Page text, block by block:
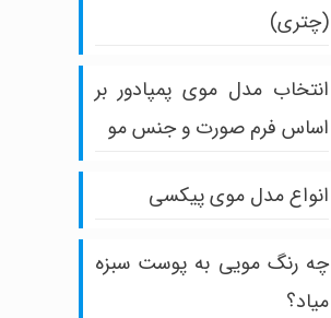
(چتری)
انتخاب مدل موی پمپادور بر
اساس فرم صورت و جنس مو
انواع مدل موی پیکسی
چه رنگ مویی به پوست سبزه
میاد؟